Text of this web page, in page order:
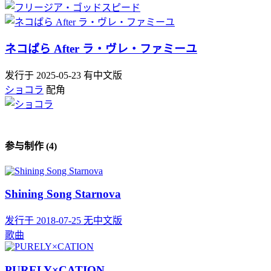
ネコぱら After ラ・ヴレ・ファミーユ
发行于 2025-05-23 有中文版
ショコラ 配角
参与制作 (4)
Shining Song Starnova
发行于 2018-07-25 无中文版
歌曲